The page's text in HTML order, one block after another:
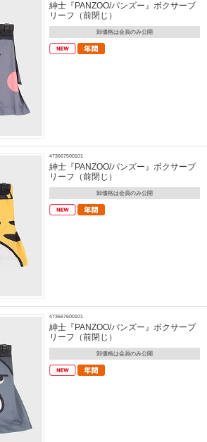
紳士『PANZOO/パンズー』ボクサーブ
リーフ（前閉じ）
卸価格は会員のみ公開
473667500101
紳士『PANZOO/パンズー』ボクサーブ
リーフ（前閉じ）
卸価格は会員のみ公開
473667600101
紳士『PANZOO/パンズー』ボクサーブ
リーフ（前閉じ）
卸価格は会員のみ公開